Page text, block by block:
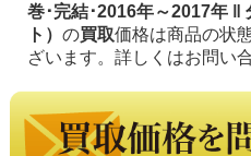
巻･完結･2016年～2017年 ‖
ト） の買取価格は商品の状
ざいます。詳しくはお問い